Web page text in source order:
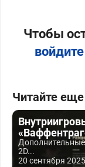
Чтобы
войдите
Читайте еще
2D...
20 сентября